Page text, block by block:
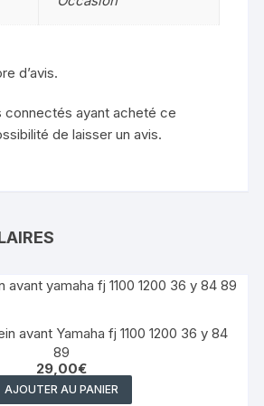
d’avis.
connectés ayant acheté ce
de laisser un avis.
avant Yamaha fj 1100 1200 36 y 84
89
29,00€
AJOUTER AU PANIER